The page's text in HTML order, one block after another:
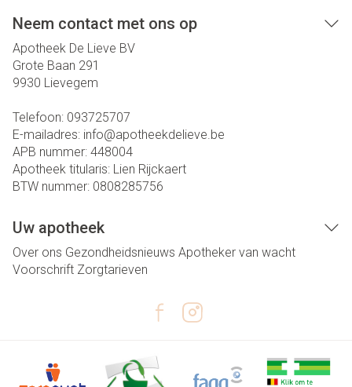
Neem contact met ons op
Apotheek De Lieve BV
Grote Baan 291
9930 Lievegem
Telefoon: 093725707
E-mailadres: info@apotheekdelieve.be
APB nummer: 448004
Apotheek titularis: Lien Rijckaert
BTW nummer: 0808285756
Uw apotheek
Over ons Gezondheidsnieuws Apotheker van wacht
Voorschrift Zorgtarieven